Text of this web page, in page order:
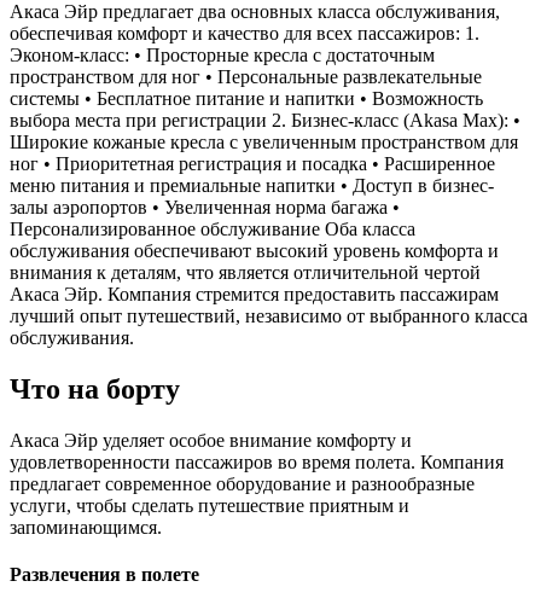
Акаса Эйр предлагает два основных класса обслуживания,
обеспечивая комфорт и качество для всех пассажиров: 1.
Эконом-класс: • Просторные кресла с достаточным
пространством для ног • Персональные развлекательные
системы • Бесплатное питание и напитки • Возможность
выбора места при регистрации 2. Бизнес-класс (Akasa Max): •
Широкие кожаные кресла с увеличенным пространством для
ног • Приоритетная регистрация и посадка • Расширенное
меню питания и премиальные напитки • Доступ в бизнес-
залы аэропортов • Увеличенная норма багажа •
Персонализированное обслуживание Оба класса
обслуживания обеспечивают высокий уровень комфорта и
внимания к деталям, что является отличительной чертой
Акаса Эйр. Компания стремится предоставить пассажирам
лучший опыт путешествий, независимо от выбранного класса
обслуживания.
Что на борту
Акаса Эйр уделяет особое внимание комфорту и
удовлетворенности пассажиров во время полета. Компания
предлагает современное оборудование и разнообразные
услуги, чтобы сделать путешествие приятным и
запоминающимся.
Развлечения в полете